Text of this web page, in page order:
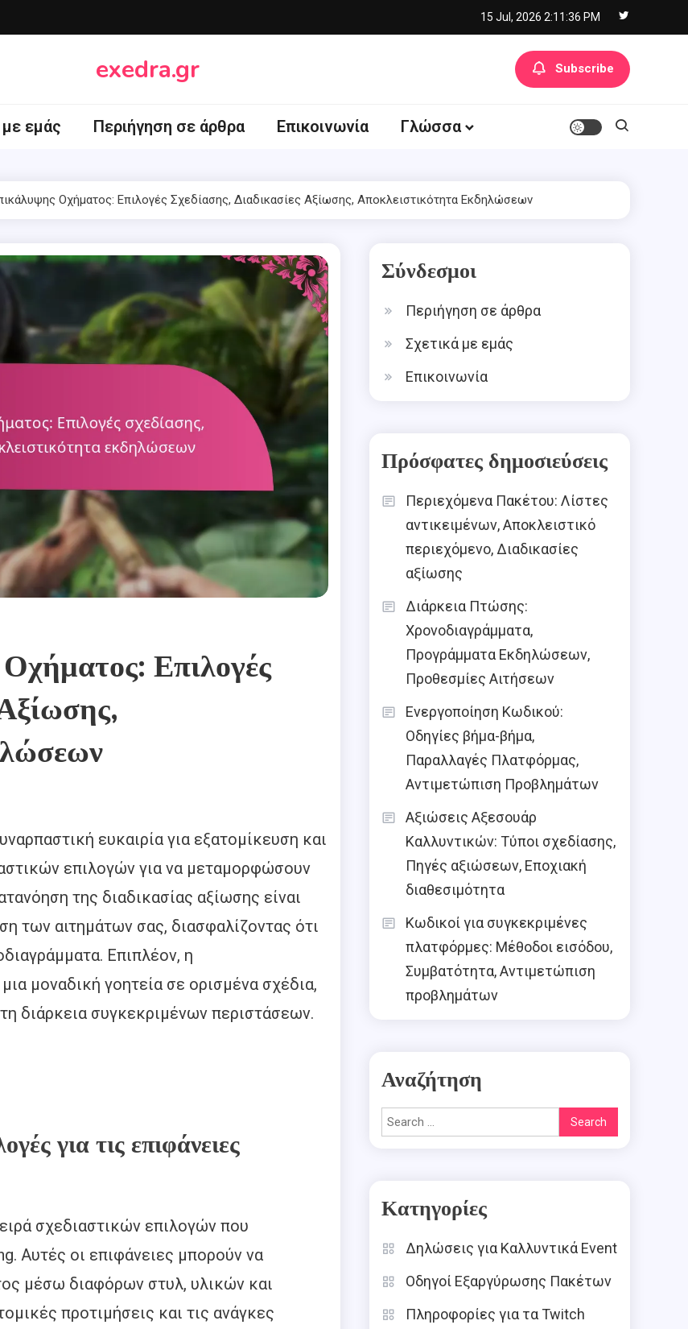
15 Jul, 2026 2:11:37 PM
exedra.gr Subscribe
με εμάς Περιήγηση σε άρθρα Επικοινωνία Γλώσσα
Οχήματος: Επιλογές Σχεδίασης, Διαδικασίες Αξίωσης, Αποκλειστικότητα Εκδηλώσεων
Επιλογές
ευκαιρία για εξατομίκευση και
επιλογών για να μεταμορφώσουν
της διαδικασίας αξίωσης είναι
των αιτημάτων σας, διασφαλίζοντας ότι
Επιπλέον, η
μοναδική γοητεία σε ορισμένα σχέδια,
διάρκεια συγκεκριμένων περιστάσεων.
για τις επιφάνειες
σχεδιαστικών επιλογών που
Αυτές οι επιφάνειες μπορούν να
μέσω διαφόρων στυλ, υλικών και
προτιμήσεις και τις ανάγκες
Σύνδεσμοι
Περιήγηση σε άρθρα
Σχετικά με εμάς
Επικοινωνία
Πρόσφατες δημοσιεύσεις
Περιεχόμενα Πακέτου: Λίστες
αντικειμένων, Αποκλειστικό
περιεχόμενο, Διαδικασίες
αξίωσης
Διάρκεια Πτώσης:
Χρονοδιαγράμματα,
Προγράμματα Εκδηλώσεων,
Προθεσμίες Αιτήσεων
Ενεργοποίηση Κωδικού:
Οδηγίες βήμα-βήμα,
Παραλλαγές Πλατφόρμας,
Αντιμετώπιση Προβλημάτων
Αξιώσεις Αξεσουάρ
Καλλυντικών: Τύποι σχεδίασης,
Πηγές αξιώσεων, Εποχιακή
διαθεσιμότητα
Κωδικοί για συγκεκριμένες
πλατφόρμες: Μέθοδοι εισόδου,
Συμβατότητα, Αντιμετώπιση
προβλημάτων
Αναζήτηση
Search
for:
Κατηγορίες
Δηλώσεις για Καλλυντικά Event
Οδηγοί Εξαργύρωσης Πακέτων
Πληροφορίες για τα Twitch